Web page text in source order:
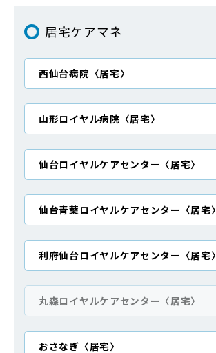
居宅ケアマネ
西仙台病院〈居宅〉
山形ロイヤル病院〈居宅〉
仙台ロイヤルケアセンター〈居宅〉
仙台青葉ロイヤルケアセンター〈居宅〉
利府仙台ロイヤルケアセンター〈居宅〉
丸森ロイヤルケアセンター〈居宅〉
おさなぎ〈居宅〉